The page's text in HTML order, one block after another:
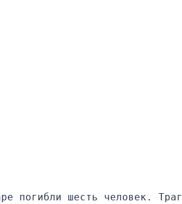
погибли шесть человек.